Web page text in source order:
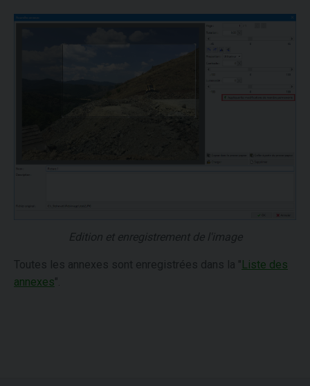
Edition et enregistrement de l'image
Toutes les annexes sont enregistrées dans la " Liste des
annexes".